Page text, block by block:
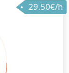
29.50€/h